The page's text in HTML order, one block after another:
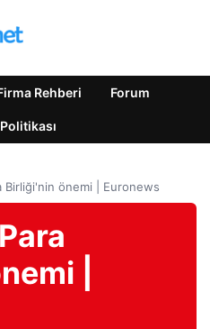
Rehberi Forum
Birliği'nin önemi | Euronews
|